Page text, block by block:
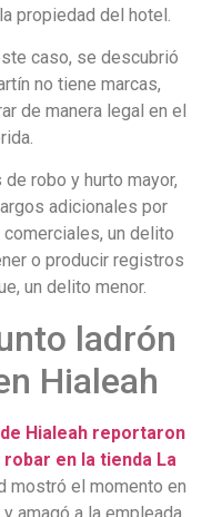
propiedad del hotel.
caso, se descubrió
no tiene marcas,
de manera legal en el
robo y hurto mayor,
adicionales por
un delito
o producir registros
un delito menor.
ladrón
Hialeah
Hialeah reportaron
en la tienda La
mostró el momento en